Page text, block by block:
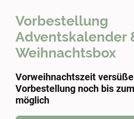
Vorbestellung
Adventskalender
Weihnachtsbox
Vorweihnachtszeit
Vorbestellung noch bis
möglich